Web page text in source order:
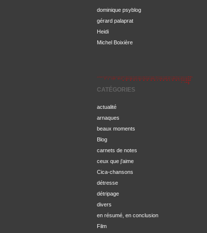
dominique psyblog
gérard palaprat
Heidi
Michel Boixière
CATÉGORIES
actualité
arnaques
beaux moments
Blog
carnets de notes
ceux que j'aime
Cica-chansons
détresse
détripage
divers
en résumé, en conclusion
Film